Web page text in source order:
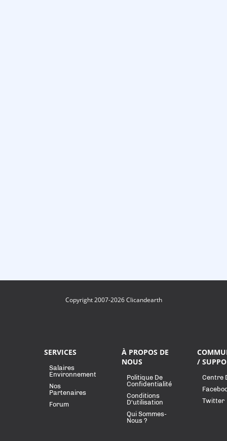
Copyright 2007-2026 Clicandearth
SERVICES
Salaires
Environnement
Nos
Partenaires
Forum
À PROPOS DE
NOUS
Politique De
Confidentialité
Conditions
D'utilisation
Qui Sommes-
Nous ?
/
Centre
Twitter